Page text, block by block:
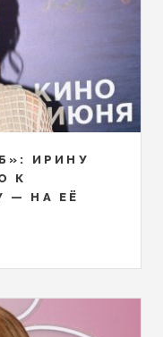
ИРИНУ
К
— НА ЕЁ